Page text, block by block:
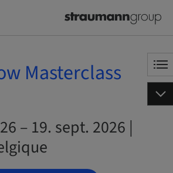
Masterclass
– 19. sept. 2026 |